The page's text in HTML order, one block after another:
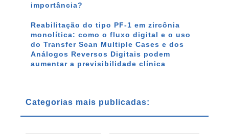
importância?
Reabilitação do tipo PF-1 em zircônia
monolítica: como o fluxo digital e o uso
do Transfer Scan Multiple Cases e dos
Análogos Reversos Digitais podem
aumentar a previsibilidade clínica
Categorias mais publicadas: